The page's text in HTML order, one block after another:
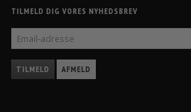
TILMELD DIG VORES NYHEDSBREV
ADRESSE
TILMELD AFMELD